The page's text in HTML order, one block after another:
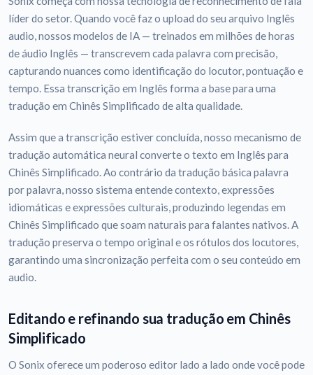
líder do setor. Quando você faz o upload do seu arquivo Inglês
audio, nossos modelos de IA — treinados em milhões de horas
de áudio Inglês — transcrevem cada palavra com precisão,
capturando nuances como identificação do locutor, pontuação e
tempo. Essa transcrição em Inglês forma a base para uma
tradução em Chinês Simplificado de alta qualidade.
Assim que a transcrição estiver concluída, nosso mecanismo de
tradução automática neural converte o texto em Inglês para
Chinês Simplificado. Ao contrário da tradução básica palavra
por palavra, nosso sistema entende contexto, expressões
idiomáticas e expressões culturais, produzindo legendas em
Chinês Simplificado que soam naturais para falantes nativos. A
tradução preserva o tempo original e os rótulos dos locutores,
garantindo uma sincronização perfeita com o seu conteúdo em
audio.
Editando e refinando sua tradução em Chinês
Simplificado
O Sonix oferece um poderoso editor lado a lado onde você pode